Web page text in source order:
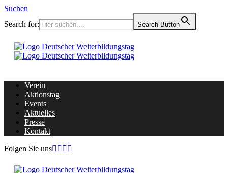
Suchen
Search for:
Search Button
Verein
Aktionstag
Events
Aktuelles
Presse
Kontakt
Folgen Sie uns